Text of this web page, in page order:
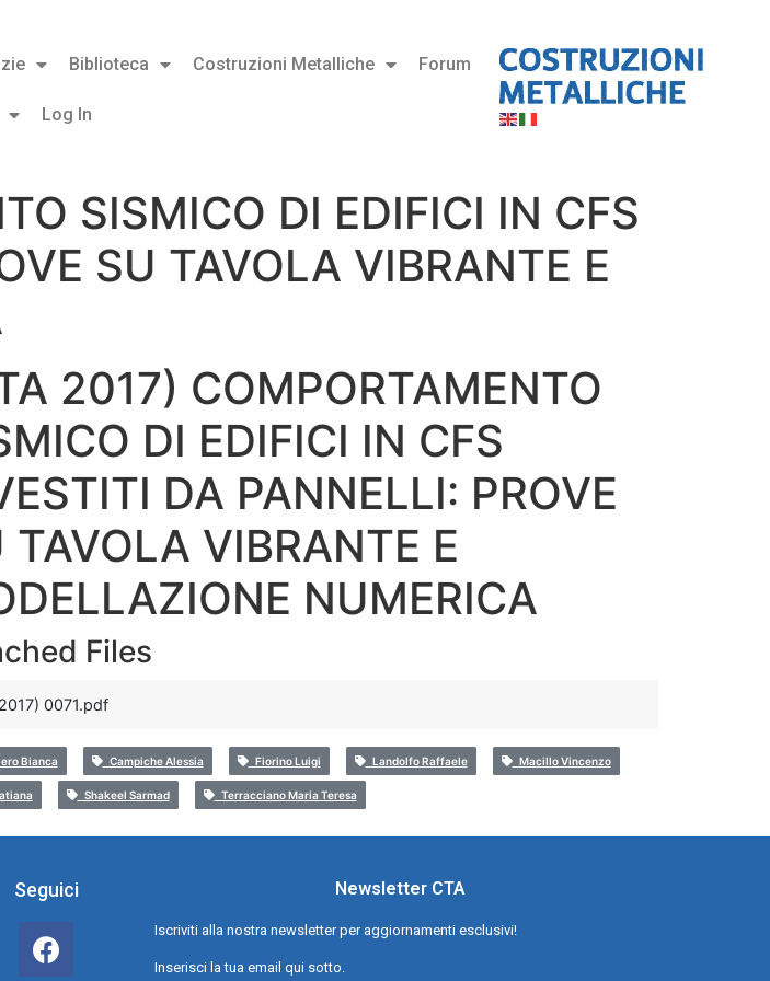
Biblioteca Costruzioni Metalliche Forum
Log In
SISMICO DI EDIFICI IN CFS
SU TAVOLA VIBRANTE E
2017) COMPORTAMENTO
DI EDIFICI IN CFS
DA PANNELLI: PROVE
TAVOLA VIBRANTE E
NUMERICA
Files
0071.pdf
Bianca Campiche Alessia Fiorino Luigi Landolfo Raffaele Macillo Vincenzo
Shakeel Sarmad Terracciano Maria Teresa
Seguici Newsletter CTA
Iscriviti alla nostra newsletter per aggiornamenti esclusivi!
Inserisci la tua email qui sotto.